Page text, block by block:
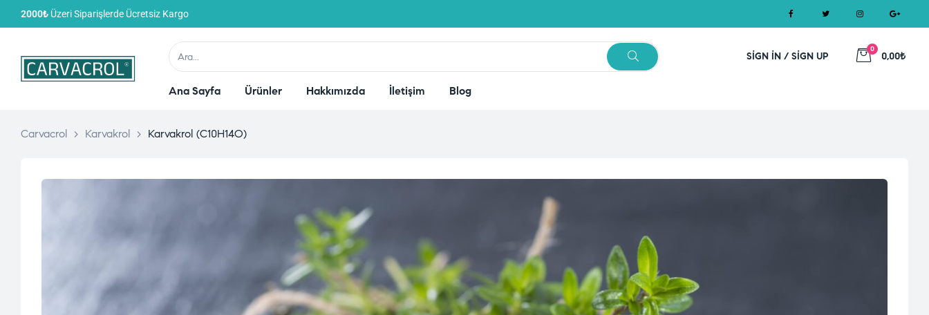
2000₺ Üzeri Siparişlerde Ücretsiz Kargo
SIGN IN / SIGN UP
0
0,00₺
Ana Sayfa Ürünler Hakkımızda İletişim Blog
Carvacrol > Karvakrol > Karvakrol (C10H14O)